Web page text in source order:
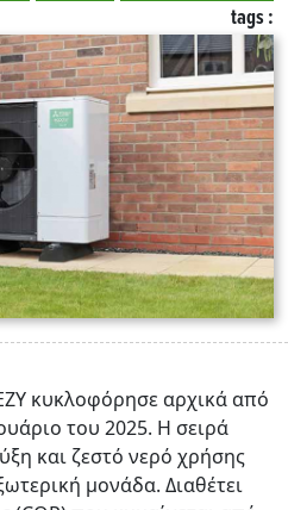
tags :
κυκλοφόρησε αρχικά από
του 2025. Η σειρά
και ζεστό νερό χρήσης
μονάδα. Διαθέτει